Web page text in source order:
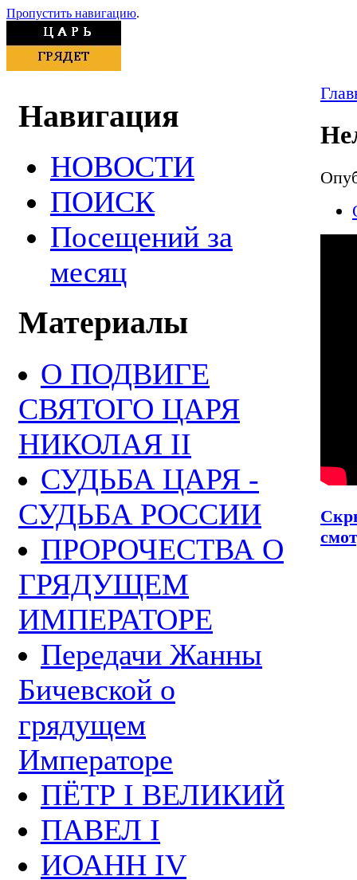
Пропустить навигацию.
Навигация
НОВОСТИ
ПОИСК
Посещений за
месяц
Материалы
О ПОДВИГЕ
СВЯТОГО ЦАРЯ
НИКОЛАЯ II
СУДЬБА ЦАРЯ -
СУДЬБА РОССИИ
ПРОРОЧЕСТВА О
ГРЯДУЩЕМ
ИМПЕРАТОРЕ
Передачи Жанны
Бичевской о
грядущем
Императоре
ПЁТР I ВЕЛИКИЙ
ПАВЕЛ I
ИОАНН IV